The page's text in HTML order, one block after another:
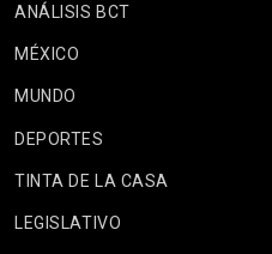
ANÁLISIS BCT
MÉXICO
MUNDO
DEPORTES
TINTA DE LA CASA
LEGISLATIVO